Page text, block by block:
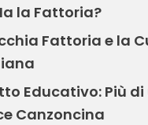
la Fattoria?
Fattoria e la
Educativo: Più di
Canzoncina